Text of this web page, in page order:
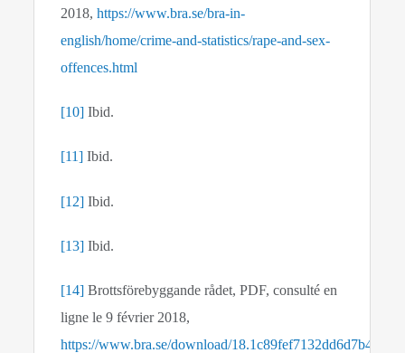
2018,https://www.bra.se/bra-in-
english/home/crime-and-statistics/rape-and-sex-
offences.html
[10] Ibid.
[11] Ibid.
[12] Ibid.
[13] Ibid.
[14] Brottsförebyggande rådet, PDF, consulté en
ligne le 9 février 2018,
https://www.bra.se/download/